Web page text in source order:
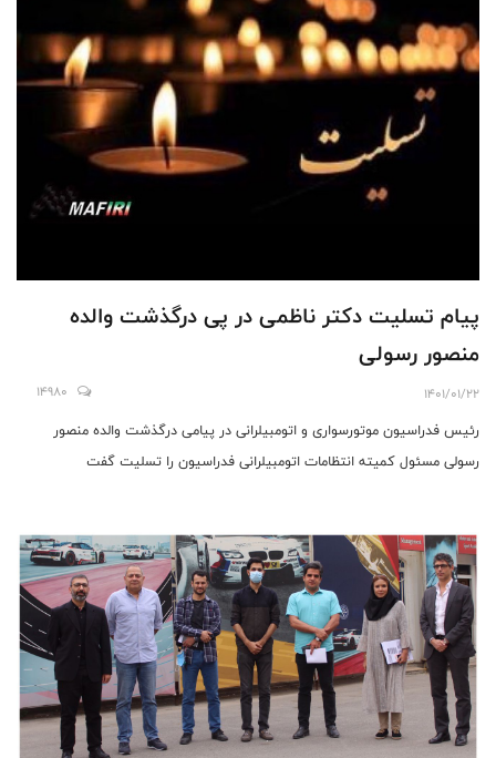
پیام تسلیت دکتر ناظمی در پی درگذشت والده
منصور رسولی
1401/01/22
14980
رئیس فدراسیون موتورسواری و اتومبیلرانی در پیامی درگذشت والده منصور
رسولی مسئول کمیته انتظامات اتومبیلرانی فدراسیون را تسلیت گفت